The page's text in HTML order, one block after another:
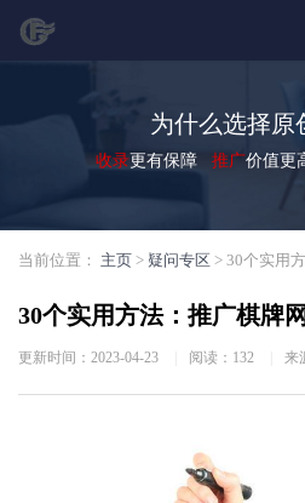
为什么选择原
收录更有保障 推广价值更
当前位置： 主页 > 疑问专区 > 30个实用方
30个实用方法：推广棋牌
更新时间：2023-04-23 阅读： 132 来